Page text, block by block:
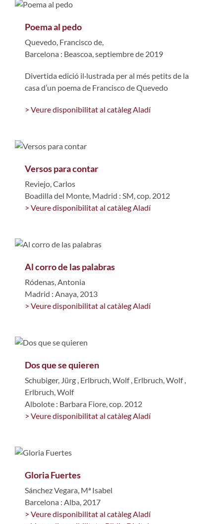
Poema al pedo
Quevedo, Francisco de,
Barcelona : Beascoa, septiembre de 2019
Divertida edició il·lustrada per al més petits de la
casa d’un poema de Francisco de Quevedo
> Veure disponibilitat al catàleg Aladí
Versos para contar
Reviejo, Carlos
Boadilla del Monte, Madrid : SM, cop. 2012
> Veure disponibilitat al catàleg Aladí
Al corro de las palabras
Ródenas, Antonia
Madrid : Anaya, 2013
> Veure disponibilitat al catàleg Aladí
Dos que se quieren
Schubiger, Jürg , Erlbruch, Wolf , Erlbruch, Wolf ,
Erlbruch, Wolf
Albolote : Barbara Fiore, cop. 2012
> Veure disponibilitat al catàleg Aladí
Gloria Fuertes
Sánchez Vegara, Mª Isabel
Barcelona : Alba, 2017
> Veure disponibilitat al catàleg Aladí